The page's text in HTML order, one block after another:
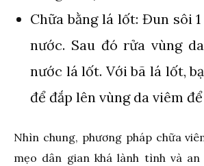
Chữa bằng lá lốt: Đun sôi
nước. Sau đó rửa vùng
nước lá lốt. Với bã lá lốt,
để đắp lên vùng da viêm
Nhìn chung, phương pháp chữa
mẹo dân gian khá lành tình và an